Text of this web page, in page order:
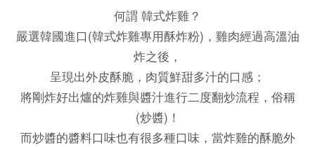
何謂 韓式炸雞？
嚴選韓國進口(韓式炸雞專用酥炸粉)，雞肉經過高溫油
炸之後，
呈現出外皮酥脆，肉質鮮甜多汁的口感；
將剛炸好出爐的炸雞與醬汁進行二度翻炒流程，俗稱
(炒醬)！
而炒醬的醬料口味也有很多種口味，當炸雞的酥脆外